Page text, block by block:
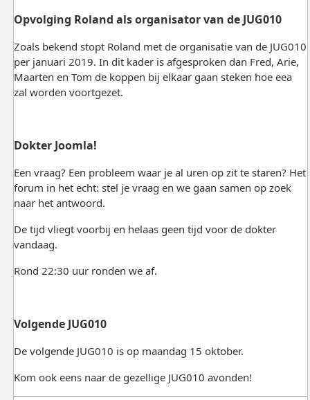
Opvolging Roland als organisator van de JUG010
Zoals bekend stopt Roland met de organisatie van de JUG010
per januari 2019. In dit kader is afgesproken dan Fred, Arie,
Maarten en Tom de koppen bij elkaar gaan steken hoe eea
zal worden voortgezet.
Dokter Joomla!
Een vraag? Een probleem waar je al uren op zit te staren? Het
forum in het echt: stel je vraag en we gaan samen op zoek
naar het antwoord.
De tijd vliegt voorbij en helaas geen tijd voor de dokter
vandaag.
Rond 22:30 uur ronden we af.
Volgende JUG010
De volgende JUG010 is op maandag 15 oktober.
Kom ook eens naar de gezellige JUG010 avonden!